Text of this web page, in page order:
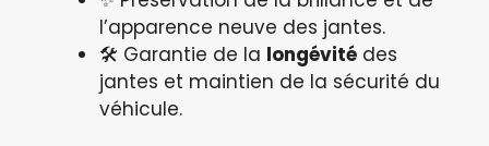
l’apparence neuve des jantes.
🛠️ Garantie de la longévité des
jantes et maintien de la sécurité du
véhicule.